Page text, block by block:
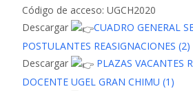
Código de acceso: UGCH2020
Descargar
CUADRO GENERAL
POSTULANTES REASIGNACIONES (2)
Descargar
PLAZAS VACANTES
DOCENTE UGEL GRAN CHIMU (1)